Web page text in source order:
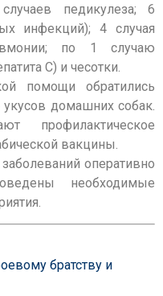
педикулеза; 6
инфекций); 4 случая
по 1 случаю
С) и чесотки.
помощи обратились
домашних собак.
профилактическое
вакцины.
оперативно
необходимые
братству и